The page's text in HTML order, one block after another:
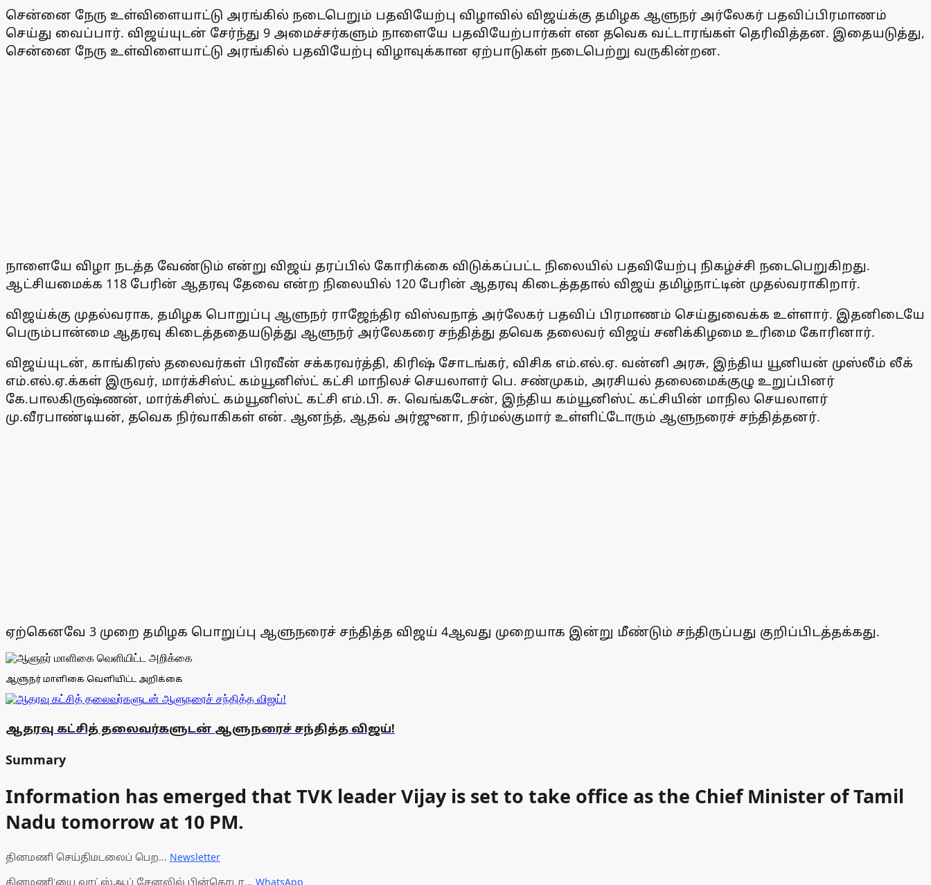
சென்னை நேரு உள்விளையாட்டு அரங்கில் நடைபெறும் பதவியேற்பு விழாவில் விஜய்க்கு தமிழக ஆளுநர் அர்லேகர் பதவிப்பிரமாணம்
செய்து வைப்பார். விஜய்யுடன் சேர்ந்து 9 அமைச்சர்களும் நாளையே பதவியேற்பார்கள் என தவெக வட்டாரங்கள் தெரிவித்தன. இதையடுத்து,
சென்னை நேரு உள்விளையாட்டு அரங்கில் பதவியேற்பு விழாவுக்கான ஏற்பாடுகள் நடைபெற்று வருகின்றன.
நாளையே விழா நடத்த வேண்டும் என்று விஜய் தரப்பில் கோரிக்கை விடுக்கப்பட்ட நிலையில் பதவியேற்பு நிகழ்ச்சி நடைபெறுகிறது.
ஆட்சியமைக்க 118 பேரின் ஆதரவு தேவை என்ற நிலையில் 120 பேரின் ஆதரவு கிடைத்ததால் விஜய் தமிழ்நாட்டின் முதல்வராகிறார்.
விஜய்க்கு முதல்வராக, தமிழக பொறுப்பு ஆளுநர் ராஜேந்திர விஸ்வநாத் அர்லேகர் பதவிப் பிரமாணம் செய்துவைக்க உள்ளார். இதனிடையே
பெரும்பான்மை ஆதரவு கிடைத்ததையடுத்து ஆளுநர் அர்லேகரை சந்தித்து தவெக தலைவர் விஜய் சனிக்கிழமை உரிமை கோரினார்.
விஜய்யுடன், காங்கிரஸ் தலைவர்கள் பிரவீன் சக்கரவர்த்தி, கிரிஷ் சோடங்கர், விசிக எம்.எல்.ஏ. வன்னி அரசு, இந்திய யூனியன் முஸ்லீம் லீக்
எம்.எல்.ஏ.க்கள் இருவர், மார்க்சிஸ்ட் கம்யூனிஸ்ட் கட்சி மாநிலச் செயலாளர் பெ. சண்முகம், அரசியல் தலைமைக்குழு உறுப்பினர்
கே.பாலகிருஷ்ணன், மார்க்சிஸ்ட் கம்யூனிஸ்ட் கட்சி எம்.பி. சு. வெங்கடேசன், இந்திய கம்யூனிஸ்ட் கட்சியின் மாநில செயலாளர்
மு.வீரபாண்டியன், தவெக நிர்வாகிகள் என். ஆனந்த், ஆதவ் அர்ஜுனா, நிர்மல்குமார் உள்ளிட்டோரும் ஆளுநரைச் சந்தித்தனர்.
ஏற்கெனவே 3 முறை தமிழக பொறுப்பு ஆளுநரைச் சந்தித்த விஜய் 4ஆவது முறையாக இன்று மீண்டும் சந்திருப்பது குறிப்பிடத்தக்கது.
ஆளுநர் மாளிகை வெளியிட்ட அறிக்கை
ஆதரவு கட்சித் தலைவர்களுடன் ஆளுநரைச் சந்தித்த விஜய்!
Summary
Information has emerged that TVK leader Vijay is set to take office as the Chief Minister of Tamil
Nadu tomorrow at 10 PM.
தினமணி செய்திமடலைப் பெற... Newsletter
தினமணி'யை வாட்ஸ்ஆப் சேனலில் பின்தொடர... WhatsApp